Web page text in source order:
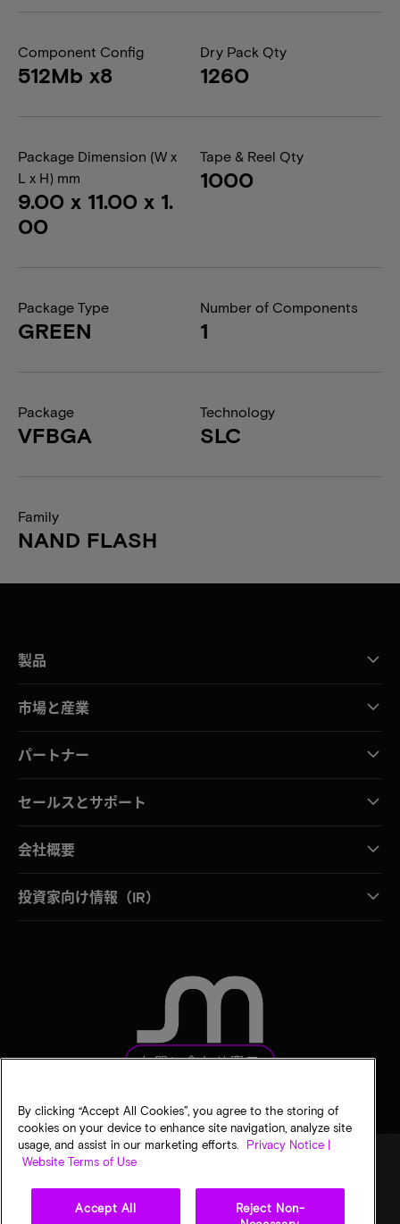
Component Config
512Mb x8
Dry Pack Qty
1260
Package Dimension (W x
L x H) mm
9.00 x 11.00 x 1.
00
Tape & Reel Qty
1000
Package Type
GREEN
Number of Components
1
Package
VFBGA
Technology
SLC
Family
NAND FLASH
製品
市場と産業
パートナー
セールスとサポート
会社概要
投資家向け情報（IR）
お問い合わせ窓口
マイクロンのプライバシー通知 販売条件
By clicking “Accept All Cookies”, you agree to the storing of
cookies on your device to enhance site navigation, analyze site
usage, and assist in our marketing efforts.
Privacy Notice |
Website Terms of Use
Accept All
Reject Non-